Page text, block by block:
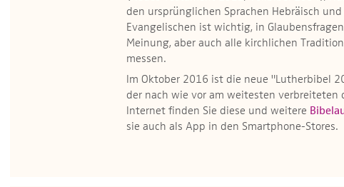
den ursprünglichen Sprachen Hebräisch
Evangelischen ist wichtig, in
Meinung, aber auch alle kirchlichen
messen.
Im Oktober 2016 ist die neue "Lutherbibel
der nach wie vor am weitesten verbreiteten
Internet finden Sie diese und weitere
sie auch als App in den Smartphone-Stores.